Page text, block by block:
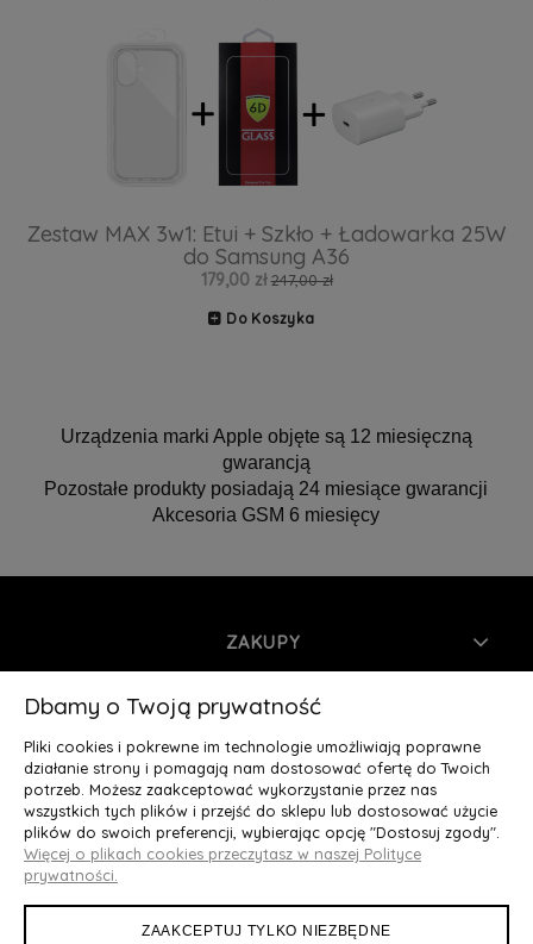
Zestaw MAX 3w1: Etui + Szkło + Ładowarka 25W
do Samsung A36
179,00 zł 247,00 zł
Do Koszyka
Urządzenia marki Apple objęte są 12 miesięczną
gwarancją
Pozostałe produkty posiadają 24 miesiące gwarancji
Akcesoria GSM 6 miesięcy
ZAKUPY
INFORMACJE
MOJE KONTO
O NAS
Deluxury.pl
Dbamy o Twoją prywatność
Pliki cookies i pokrewne im technologie umożliwiają poprawne
działanie strony i pomagają nam dostosować ofertę do Twoich
potrzeb. Możesz zaakceptować wykorzystanie przez nas
wszystkich tych plików i przejść do sklepu lub dostosować użycie
plików do swoich preferencji, wybierając opcję "Dostosuj zgody".
Więcej o plikach cookies przeczytasz w naszej Polityce
prywatności.
ZAAKCEPTUJ TYLKO NIEZBĘDNE